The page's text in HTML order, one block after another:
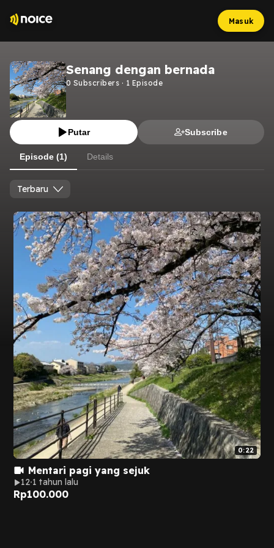
Masuk
Senang dengan bernada
0 Subscribers · 1 Episode
Putar Subscribe
Episode (1) Details
Terbaru
0:22
Mentari pagi yang sejuk
12 1 tahun lalu
Rp100.000